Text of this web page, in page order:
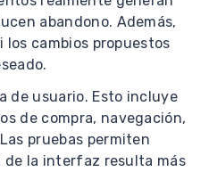
abandono. Además,
los cambios propuestos
de usuario. Esto incluye
de compra, navegación,
pruebas permiten
de la interfaz resulta más